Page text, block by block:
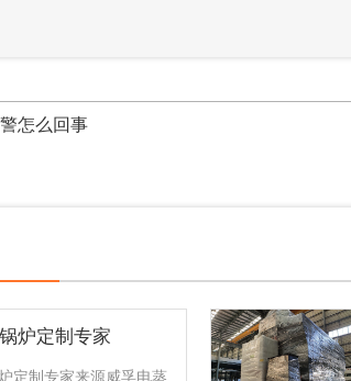
怎么回事
炉定制专家
定制专家来源威孚电蒸